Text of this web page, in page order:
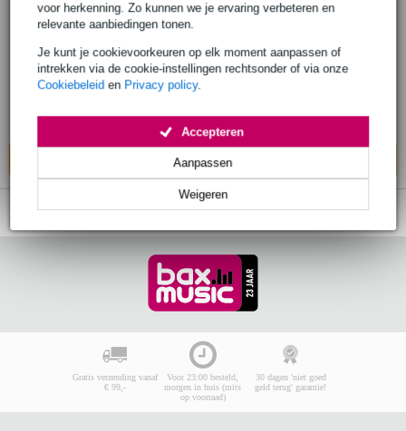
voor herkenning. Zo kunnen we je ervaring verbeteren en
relevante aanbiedingen tonen.
Je kunt je cookievoorkeuren op elk moment aanpassen of
intrekken via de cookie-instellingen rechtsonder of via onze
Cookiebeleid en Privacy policy.
Weigeren
Aanpassen
Accepteren
Duratruss ST-3800B wind-up statief
Adviesprijs € 285,- € 264,-
werkdagen
In mijn winkelwagen
Gratis verzending vanaf
€ 99,-
Voor 23:00 besteld,
morgen in huis (mits
op voorraad)
30 dagen 'niet goed
geld terug' garantie!